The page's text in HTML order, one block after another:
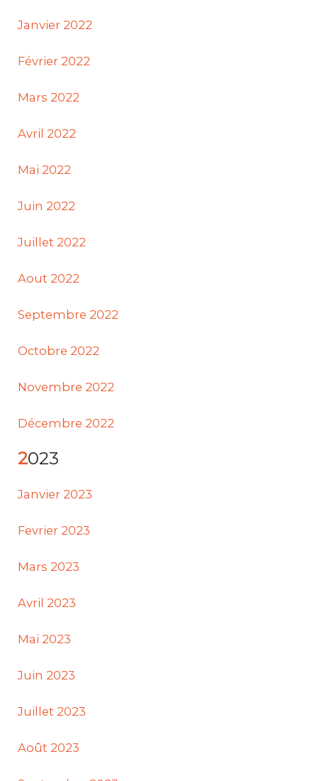
Janvier 2022
Février 2022
Mars 2022
Avril 2022
Mai 2022
Juin 2022
Juillet 2022
Aout 2022
Septembre 2022
Octobre 2022
Novembre 2022
Décembre 2022
2023
Janvier 2023
Fevrier 2023
Mars 2023
Avril 2023
Mai 2023
Juin 2023
Juillet 2023
Août 2023